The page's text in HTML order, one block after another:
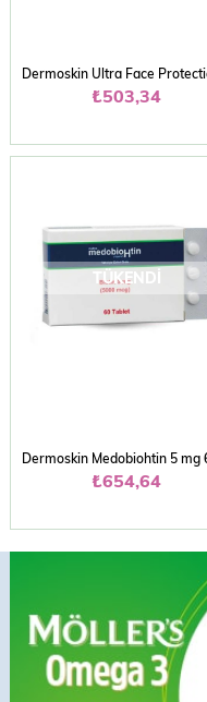
₺503,34
TÜKENDI
₺654,64